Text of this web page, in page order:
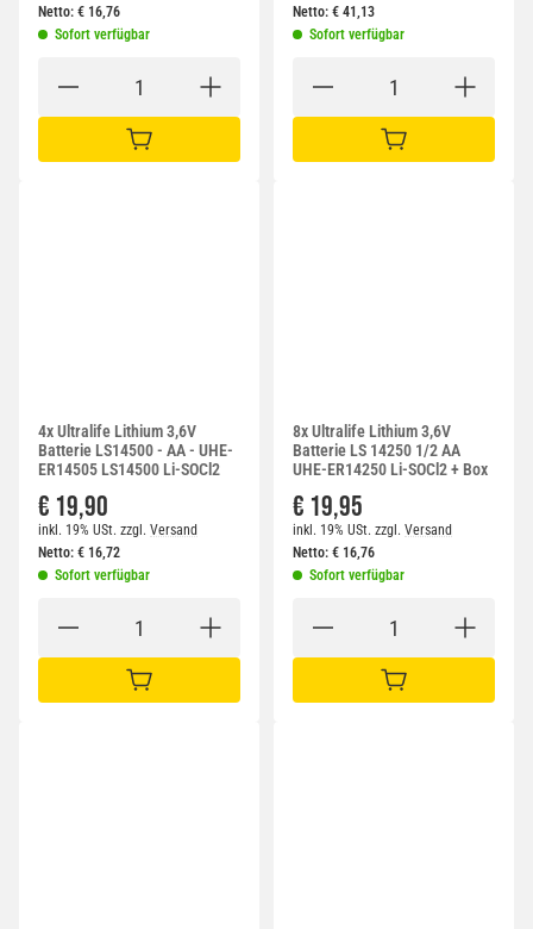
Netto: € 16,76
Sofort verfügbar
IN DEN WARENKORB
Netto: € 41,13
Sofort verfügbar
IN DEN WARENKORB
4x Ultralife Lithium 3,6V
Batterie LS14500 - AA - UHE-
ER14505 LS14500 Li-SOCl2
€ 19,90
inkl. 19% USt. zzgl. Versand
Netto: € 16,72
Sofort verfügbar
IN DEN WARENKORB
8x Ultralife Lithium 3,6V
Batterie LS 14250 1/2 AA
UHE-ER14250 Li-SOCl2 + Box
€ 19,95
inkl. 19% USt. zzgl. Versand
Netto: € 16,76
Sofort verfügbar
IN DEN WARENKORB